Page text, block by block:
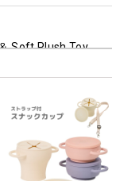
TIKIRI ティキリ Teethers ＆ Soft Plush Toy Alvin ぞう 歯固め＆ぬいぐるみセット
マグカップ BEANS 2 美濃焼 日本製 コーヒー豆柄